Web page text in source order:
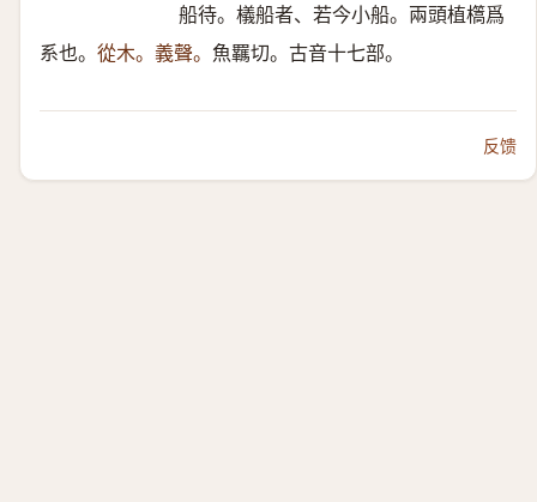
船待。檥船者、若今小船。兩頭植㰏爲
系也。 從木。義聲。 魚羈切。古音十七部。
反馈